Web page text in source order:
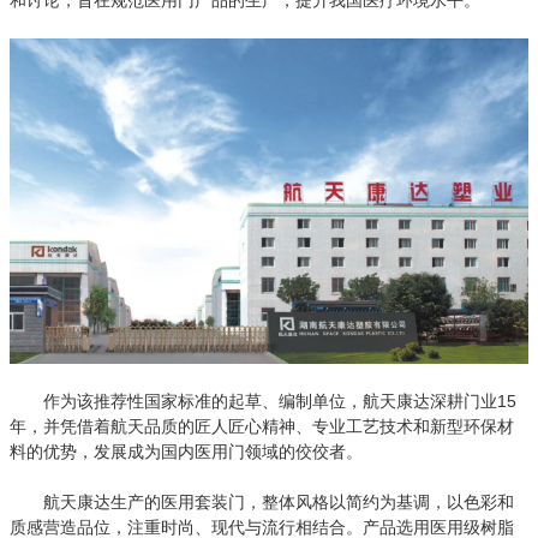
作为该推荐性国家标准的起草、编制单位，航天康达深耕门业15
年，并凭借着航天品质的匠人匠心精神、专业工艺技术和新型环保材
料的优势，发展成为国内医用门领域的佼佼者。
航天康达生产的医用套装门，整体风格以简约为基调，以色彩和
质感营造品位，注重时尚、现代与流行相结合。产品选用医用级树脂